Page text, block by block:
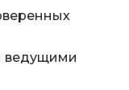
ведущими